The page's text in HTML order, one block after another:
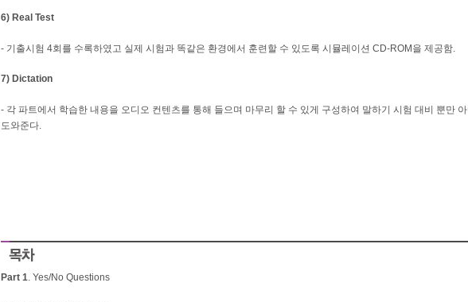
6) Real Test
- 기출시험 4회를 수록하였고 실제 시험과 똑같은 환경에서 훈련할 수 있도록 시뮬레이션 CD-ROM을 제공함.
7) Dictation
- 각 파트에서 학습한 내용을 오디오 컨텐츠를 통해 들으며 마무리 할 수 있게 구성하여 말하기 시험 대비 뿐만
도와준다.
Part 1. Yes/No Questions